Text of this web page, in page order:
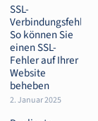
SSL-
Verbindungsfehler:
So können Sie
einen SSL-
Fehler auf Ihrer
Website
beheben
2. Januar 2025